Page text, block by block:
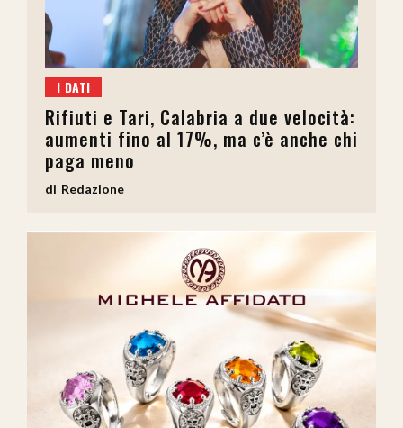
I DATI
Rifiuti e Tari, Calabria a due velocità:
aumenti fino al 17%, ma c’è anche chi
paga meno
Redazione